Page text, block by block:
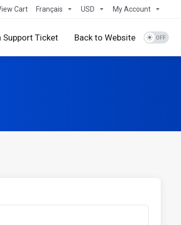
Cart Français USD My Account
Support Ticket Back to Website